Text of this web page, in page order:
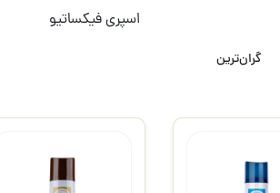
اسپری فیکساتیو
گران‌ترین